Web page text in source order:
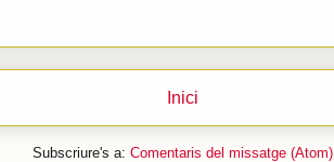
Inici
Subscriure's a: Comentaris del missatge (Atom)